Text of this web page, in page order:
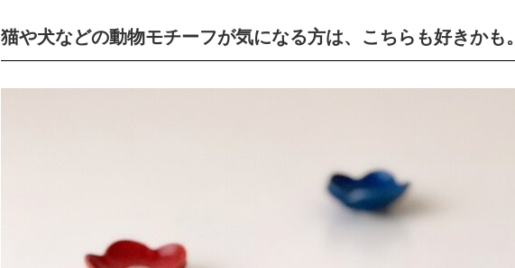
猫や犬などの動物モチーフが気になる方は、こちらも好きかも。